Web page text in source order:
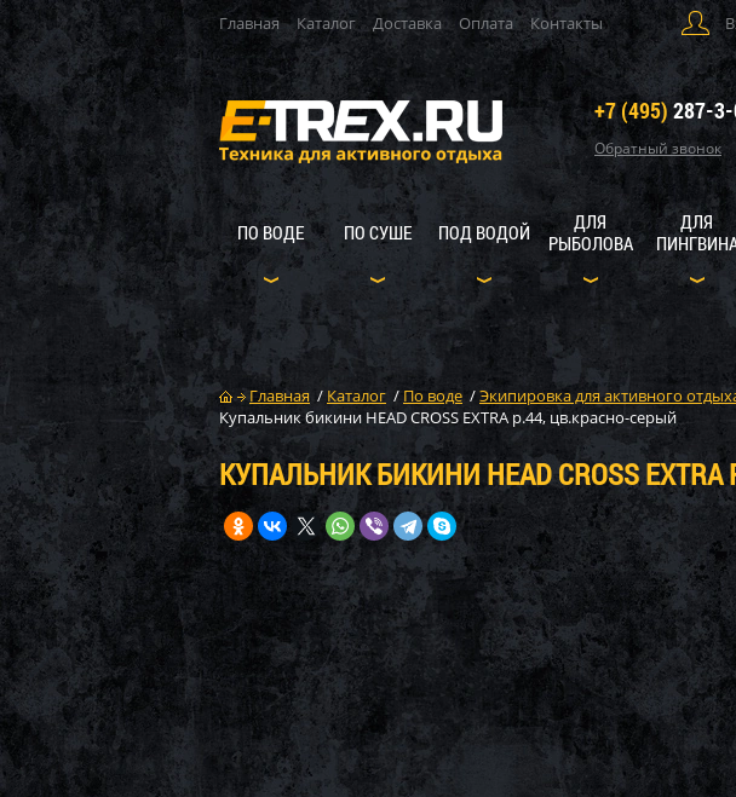
Главная Каталог Доставка Оплата Контакты
+7 (495) 287-3-
Обратный звонок
ПО ВОДЕ ПО СУШЕ ПОД ВОДОЙ
ДЛЯ
РЫБОЛОВА
ДЛЯ
Главная / Каталог / По воде /Экипировка для активного
Купальник бикини HEAD CROSS EXTRA р.44, цв.красно-серый
КУПАЛЬНИК БИКИНИ HEAD CROSS